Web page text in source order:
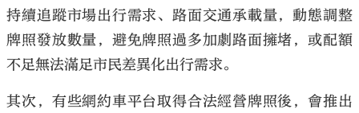
持續追蹤市場出行需求、路面交通承載量，動態調整
牌照發放數量，避免牌照過多加劇路面擁堵，或配額
不足無法滿足市民差異化出行需求。
其次，有些網約車平台取得合法經營牌照後，會推出